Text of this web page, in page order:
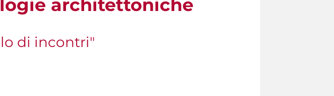
architettoniche
di incontri"